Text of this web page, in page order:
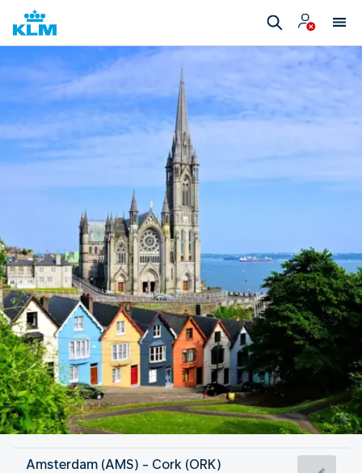
Ierland
Amsterdam (AMS) - Cork (ORK)